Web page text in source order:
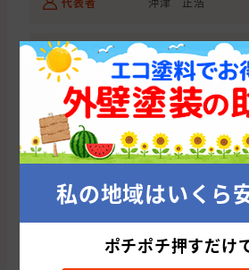
ホームページ /clients/
とりあえず、外壁塗装の適正
めてみませんか
装業者を紹介！
私の地域はいくら
ポチポチ押すだけ